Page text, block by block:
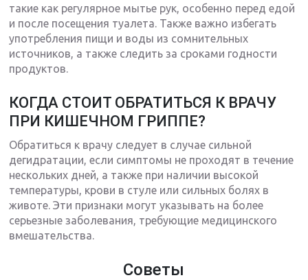
такие как регулярное мытье рук, особенно перед едой
и после посещения туалета. Также важно избегать
употребления пищи и воды из сомнительных
источников, а также следить за сроками годности
продуктов.
КОГДА СТОИТ ОБРАТИТЬСЯ К ВРАЧУ
ПРИ КИШЕЧНОМ ГРИППЕ?
Обратиться к врачу следует в случае сильной
дегидратации, если симптомы не проходят в течение
нескольких дней, а также при наличии высокой
температуры, крови в стуле или сильных болях в
животе. Эти признаки могут указывать на более
серьезные заболевания, требующие медицинского
вмешательства.
Советы